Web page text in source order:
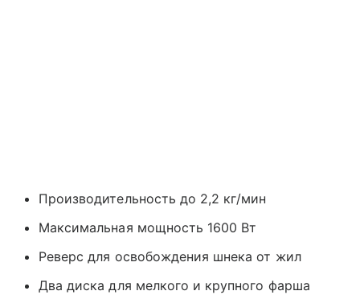
Производительность до 2,2 кг/мин
Максимальная мощность 1600 Вт
Реверс для освобождения шнека от жил
Два диска для мелкого и крупного фарша